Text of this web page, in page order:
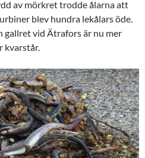
av mörkret trodde ålarna att
blev hundra lekålars öde.
gallret vid Ätrafors är nu mer
kvarstår.